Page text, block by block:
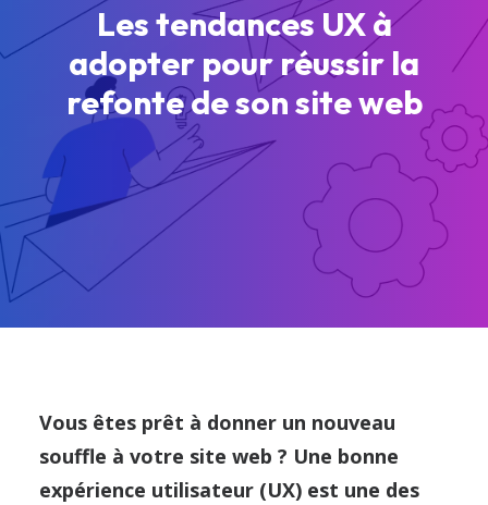
Les tendances UX à
adopter pour réussir la
refonte de son site web
Vous êtes prêt à donner un nouveau
souffle à votre site web ? Une bonne
expérience utilisateur (UX) est une des